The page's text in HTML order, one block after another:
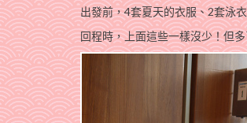
出發前，4套夏天的衣服、2套泳
回程時，上面這些一樣沒少！但